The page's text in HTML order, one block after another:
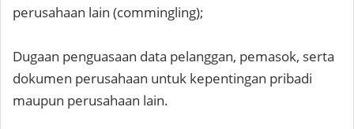
perusahaan lain (commingling);
Dugaan penguasaan data pelanggan, pemasok, serta
dokumen perusahaan untuk kepentingan pribadi
maupun perusahaan lain.